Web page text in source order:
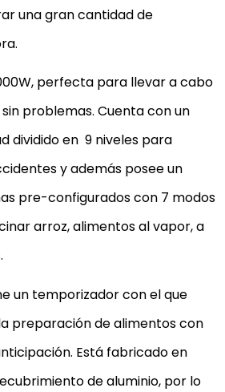
una gran cantidad de
perfecta para llevar a cabo
problemas. Cuenta con un
dividido en 9 niveles para
y además posee un
pre-configurados con 7 modos
arroz, alimentos al vapor, a
un temporizador con el que
preparación de alimentos con
Está fabricado en
de aluminio, por lo